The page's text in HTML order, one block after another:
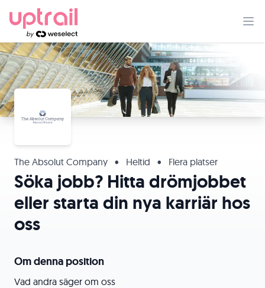
The Absolut Company • Heltid • Flera platser
Söka jobb? Hitta drömjobbet
eller starta din nya karriär hos
oss
Om denna position
Vad andra säger om oss